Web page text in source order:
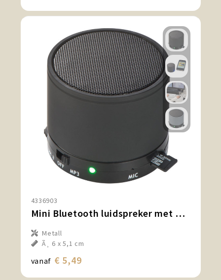
4336903
Mini Bluetooth luidspreker met USB aansluiting
Metall
Ã¸ 6 x 5,1 cm
vanaf € 5,49